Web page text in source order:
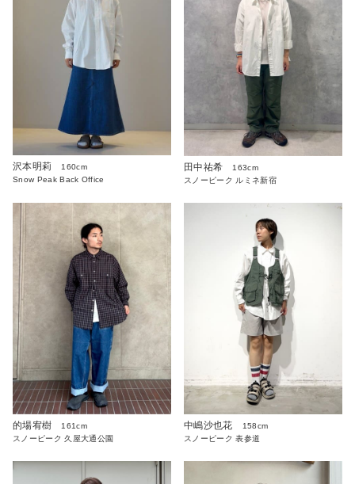
沢本明莉
160cm
Snow Peak Back Office
田中祐希
163cm
スノーピーク ルミネ新宿
的場宥樹
161cm
スノーピーク 久屋大通公園
中嶋沙也花
158cm
スノーピーク 表参道